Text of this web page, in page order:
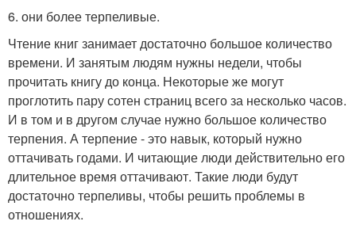
6. они более терпеливые.
Чтение книг занимает достаточно большое количество
времени. И занятым людям нужны недели, чтобы
прочитать книгу до конца. Некоторые же могут
проглотить пару сотен страниц всего за несколько часов.
И в том и в другом случае нужно большое количество
терпения. А терпение - это навык, который нужно
оттачивать годами. И читающие люди действительно его
длительное время оттачивают. Такие люди будут
достаточно терпеливы, чтобы решить проблемы в
отношениях.